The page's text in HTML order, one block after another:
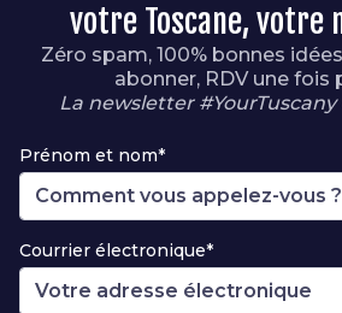
votre Toscane, votre
Zéro spam, 100% bonnes
abonner, RDV une fois
La newsletter #YourTuscany
Prénom et nom*
Courrier électronique*